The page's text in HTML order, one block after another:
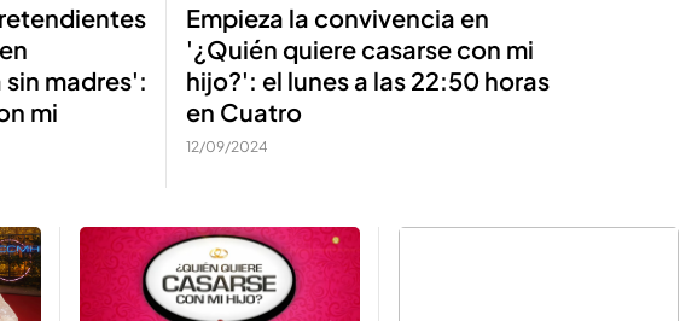
madres':
mi
Empieza la convivencia en
'¿Quién quiere casarse con mi
hijo?': el lunes a las 22:50 horas
en Cuatro
12/09/2024